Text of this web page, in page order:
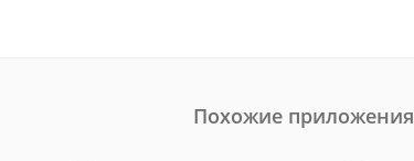
Похожие приложения